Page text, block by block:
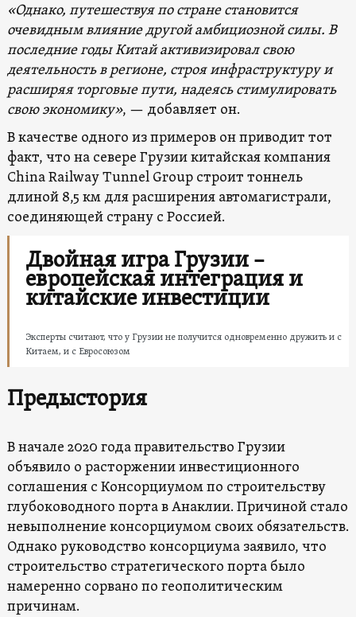
«Однако, путешествуя по стране становится
очевидным влияние другой амбициозной силы. В
последние годы Китай активизировал свою
деятельность в регионе, строя инфраструктуру и
расширяя торговые пути, надеясь стимулировать
свою экономику», — добавляет он.
В качестве одного из примеров он приводит тот
факт, что на севере Грузии китайская компания
China Railway Tunnel Group строит тоннель
длиной 8,5 км для расширения автомагистрали,
соединяющей страну с Россией.
Двойная игра Грузии –
европейская интеграция и
китайские инвестиции
Эксперты считают, что у Грузии не получится одновременно дружить и с
Китаем, и с Евросоюзом
Предыстория
В начале 2020 года правительство Грузии
объявило о расторжении инвестиционного
соглашения с Консорциумом по строительству
глубоководного порта в Анаклии. Причиной стало
невыполнение консорциумом своих обязательств.
Однако руководство консорциума заявило, что
строительство стратегического порта было
намеренно сорвано по геополитическим
причинам.